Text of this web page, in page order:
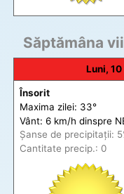
Săptămâna
Luni,
Însorit
Maxima zilei: 33°
Vânt: 6 km/h dinspre
Șanse de precipitații:
Cantitate precip.: 0